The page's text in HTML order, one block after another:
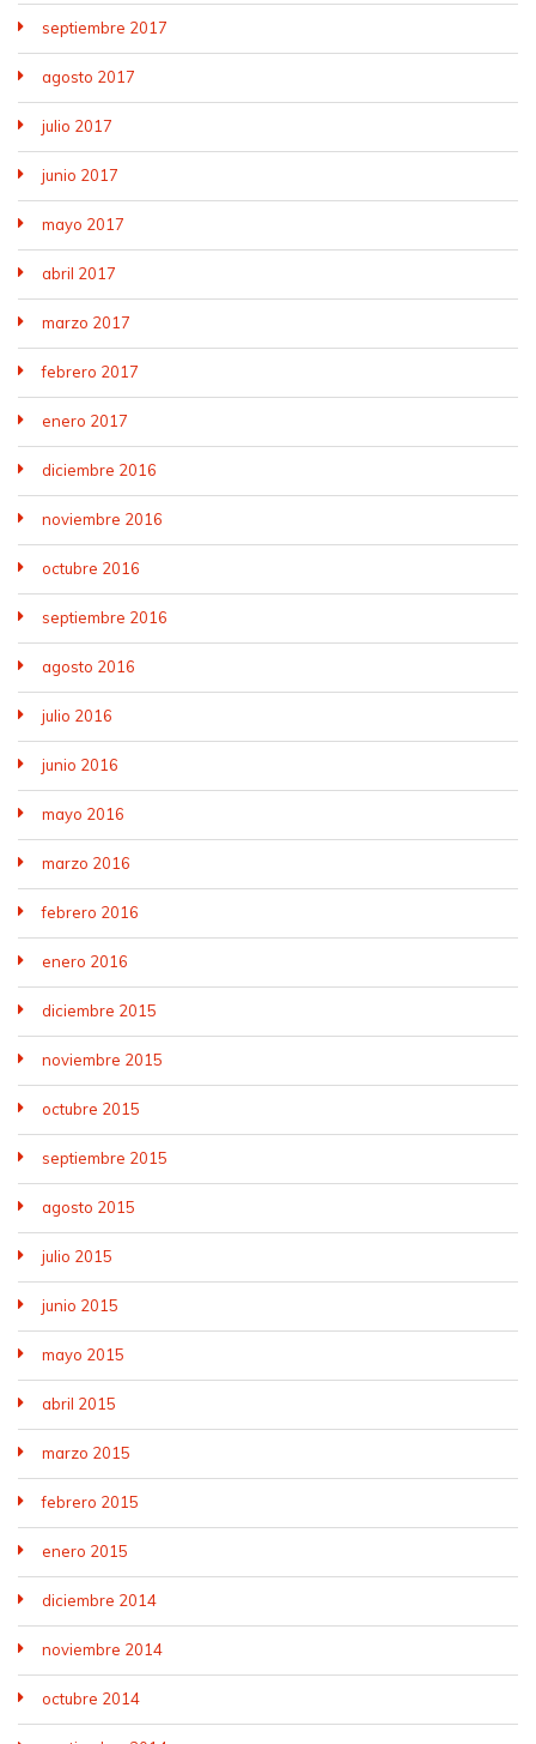
septiembre 2017
agosto 2017
julio 2017
junio 2017
mayo 2017
abril 2017
marzo 2017
febrero 2017
enero 2017
diciembre 2016
noviembre 2016
octubre 2016
septiembre 2016
agosto 2016
julio 2016
junio 2016
mayo 2016
marzo 2016
febrero 2016
enero 2016
diciembre 2015
noviembre 2015
octubre 2015
septiembre 2015
agosto 2015
julio 2015
junio 2015
mayo 2015
abril 2015
marzo 2015
febrero 2015
enero 2015
diciembre 2014
noviembre 2014
octubre 2014